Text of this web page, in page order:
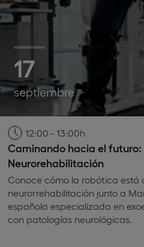
17
septiembre
12:00 - 13:00h
Caminando hacia el futuro:
Neurorehabilitación
Conoce cómo la robótica está
neurorrehabilitación junto a
española especializada en
con patologías neurológicas.